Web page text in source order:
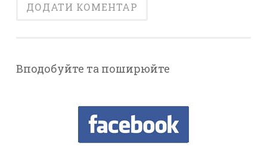
Вподобуйте та поширюйте